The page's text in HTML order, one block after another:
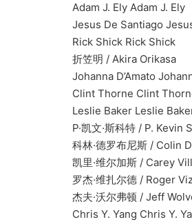
Adam J. Ely Adam J. Ely
Jesus De Santiago Jesus
Rick Shick Rick Shick
折笠明 / Akira Orikasa
Johanna D’Amato Johanna
Clint Thorne Clint
Leslie Baker Leslie
P·凯文·斯科特 / P. Kevin
科林·德罗布尼斯 / Colin
凯里·维尔加斯 / Carey
罗杰·维扎尔德 / Roger
杰夫·沃尔弗顿 / Jeff
Chris Y. Yang Chris Y.